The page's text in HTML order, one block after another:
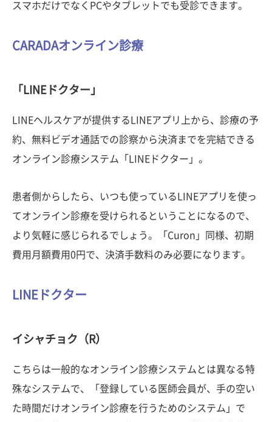
スマホだけでなくPCやタブレットでも受診できます。
CARADAオンライン診療
「LINEドクター」
LINEヘルスケアが提供するLINEアプリ上から、診療の予
約、無料ビデオ通話での診察から決済までを完結できる
オンライン診療システム「LINEドクター」。
患者側からしたら、いつも使っているLINEアプリを使っ
てオンライン診療を受けられるということになるので、
より気軽に感じられるでしょう。「Curon」同様、初期
費用月額費用0円で、決済手数料のみ必要になります。
LINEドクター
イシャチョク（R）
こちらは一般的なオンライン診療システムとは異なる特
殊なシステムで、「登録している医師会員が、手の空い
た時間だけオンライン診療を行うためのシステム」で